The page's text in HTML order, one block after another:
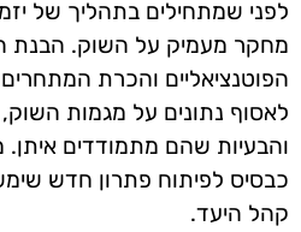
לפני שמתחילים בתהליך של
מחקר מעמיק על השוק. הבנת
הפוטנציאליים והכרת
לאסוף נתונים על מגמות
והבעיות שהם מתמודדים
כבסיס לפיתוח פתרון חדש
קהל היעד.